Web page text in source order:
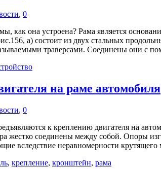
, 0
как она устроена? Рама является
а) состоит из двух стальных
траверсами. Соединены они с
на раме автомобиля
, 0
к креплению двигателя на
жестко соединены между собой. Опоры
вследствие неравномерности
, крепление, кронштейн, рама